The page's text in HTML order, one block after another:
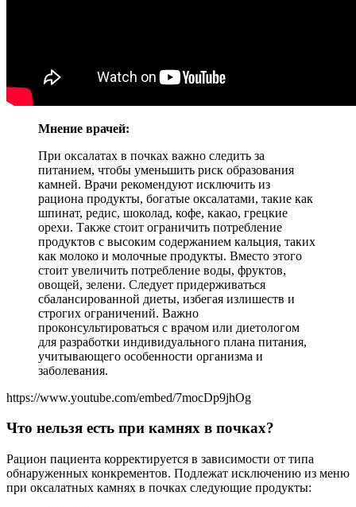
Мнение врачей:
При оксалатах в почках важно следить за
питанием, чтобы уменьшить риск образования
камней. Врачи рекомендуют исключить из
рациона продукты, богатые оксалатами, такие как
шпинат, редис, шоколад, кофе, какао, грецкие
орехи. Также стоит ограничить потребление
продуктов с высоким содержанием кальция, таких
как молоко и молочные продукты. Вместо этого
стоит увеличить потребление воды, фруктов,
овощей, зелени. Следует придерживаться
сбалансированной диеты, избегая излишеств и
строгих ограничений. Важно
проконсультироваться с врачом или диетологом
для разработки индивидуального плана питания,
учитывающего особенности организма и
заболевания.
https://www.youtube.com/embed/7mocDp9jhOg
Что нельзя есть при камнях в почках?
Рацион пациента корректируется в зависимости от типа
обнаруженных конкрементов. Подлежат исключению из меню
при оксалатных камнях в почках следующие продукты: